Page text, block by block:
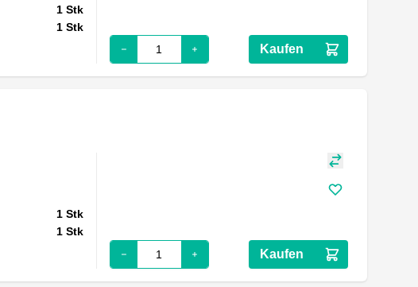
1 Stk
1 Stk
Kaufen
1 Stk
1 Stk
Kaufen